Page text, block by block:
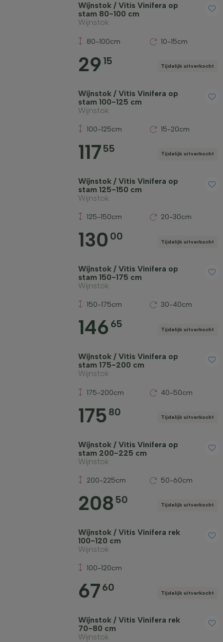
Wijnstok / Vitis Vinifera op
stam 80-100 cm
Wijnstok
80-100cm 10-15cm
29 15 Tijdelijk uitverkocht
Wijnstok / Vitis Vinifera op
stam 100-125 cm
Wijnstok
100-125cm 15-20cm
117 55 Tijdelijk uitverkocht
Wijnstok / Vitis Vinifera op
stam 125-150 cm
Wijnstok
125-150cm 20-30cm
130 00 Tijdelijk uitverkocht
Wijnstok / Vitis Vinifera op
stam 150-175 cm
Wijnstok
150-175cm 30-40cm
146 65 Tijdelijk uitverkocht
Wijnstok / Vitis Vinifera op
stam 175-200 cm
Wijnstok
175-200cm 40-50cm
175 80 Tijdelijk uitverkocht
Wijnstok / Vitis Vinifera op
stam 200-225 cm
Wijnstok
200-225cm 50-60cm
208 50 Tijdelijk uitverkocht
Wijnstok / Vitis Vinifera rek
100-120 cm
Wijnstok
100-120cm
67 60 Tijdelijk uitverkocht
Wijnstok / Vitis Vinifera rek
70-80 cm
Wijnstok